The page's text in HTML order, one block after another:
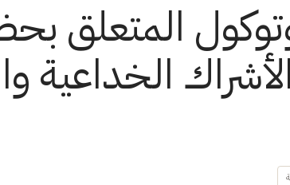
المتعلق
الخداعية